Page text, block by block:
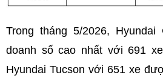
Trong tháng 5/2026,
doanh số cao nhất với 691
Hyundai Tucson với 651 xe